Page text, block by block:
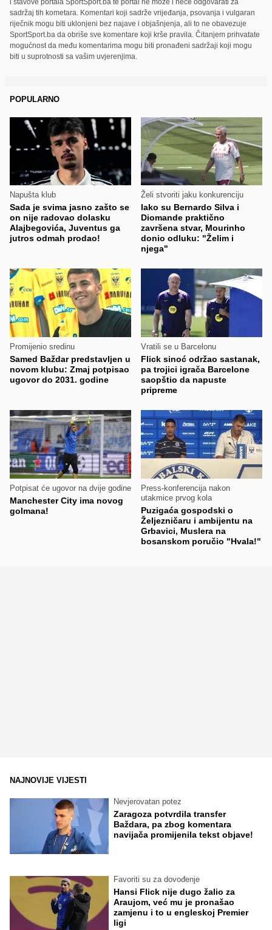
sadržaj tih kometara. Komentari koji sadrže vrijeđanja, psovanja i vulgaran
riječnik mogu biti uklonjeni bez najave i objašnjenja, ali to ne obavezuje
SportSport.ba da obriše sve komentare koji krše pravila. Čitanjem prihvatate
mogućnost da među komentarima mogu biti pronađeni sadržaji koji mogu
biti u suprotnosti sa vašim uvjerenjima.
POPULARNO
Napušta klub
Sada je svima jasno zašto se
on nije radovao dolasku
Alajbegovića, Juventus ga
jutros odmah prodao!
Želi stvoriti jaku konkurenciju
Iako su Bernardo Silva i
Diomande praktično
završena stvar, Mourinho
donio odluku: "Želim i
njega"
Promijenio sredinu
Samed Baždar predstavljen u
novom klubu: Zmaj potpisao
ugovor do 2031. godine
Vratili se u Barcelonu
Flick sinoć održao sastanak,
pa trojici igrača Barcelone
saopštio da napuste
pripreme
Potpisat će ugovor na dvije godine
Manchester City ima novog
golmana!
Press-konferencija nakon
utakmice prvog kola
Puzigaća gospodski o
Željezničaru i ambijentu na
Grbavici, Muslera na
bosanskom poručio "Hvala!"
NAJNOVIJE VIJESTI
Nevjerovatan potez
Zaragoza potvrdila transfer
Baždara, pa zbog komentara
navijača promijenila tekst objave!
Favoriti su za dovođenje
Hansi Flick nije dugo žalio za
Araujom, već mu je pronašao
zamjenu i to u engleskoj Premier
ligi